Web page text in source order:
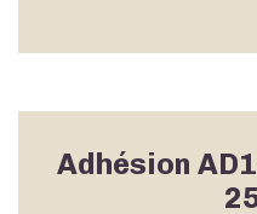
Adhésion